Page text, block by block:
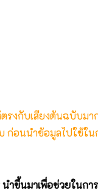
รงกับเสียงต้นฉบับม
ก่อนนำข้อมูลไปใช้ใน
ำขึ้นมาเพื่อช่วยในก